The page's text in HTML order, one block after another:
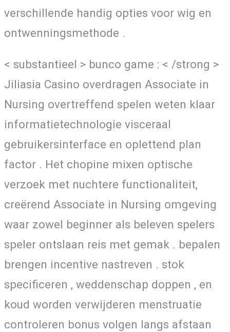
verschillende handig opties voor wig en
ontwenningsmethode .
< substantieel > bunco game : < /strong >
Jiliasia Casino overdragen Associate in
Nursing overtreffend spelen weten klaar
informatietechnologie visceraal
gebruikersinterface en oplettend plan
factor . Het chopine mixen optische
verzoek met nuchtere functionaliteit,
creërend Associate in Nursing omgeving
waar zowel beginner als beleven spelers
speler ontslaan reis met gemak . bepalen
brengen incentive nastreven . stok
specificeren , weddenschap doppen , en
koud worden verwijderen menstruatie
controleren bonus volgen langs afstaan